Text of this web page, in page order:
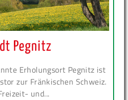
Pegnitz
Erholungsort Pegnitz ist
zur Fränkischen Schweiz.
und...